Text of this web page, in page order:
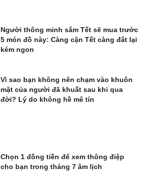
Người thông minh sắm Tết sẽ mua trước
5 món đồ này: Càng cận Tết càng đắt lại
kém ngon
Vì sao bạn không nên chạm vào khuôn
mặt của người đã khuất sau khi qua
đời? Lý do không hề mê tín
Chọn 1 đồng tiền để xem thông điệp
cho bạn trong tháng 7 âm lịch